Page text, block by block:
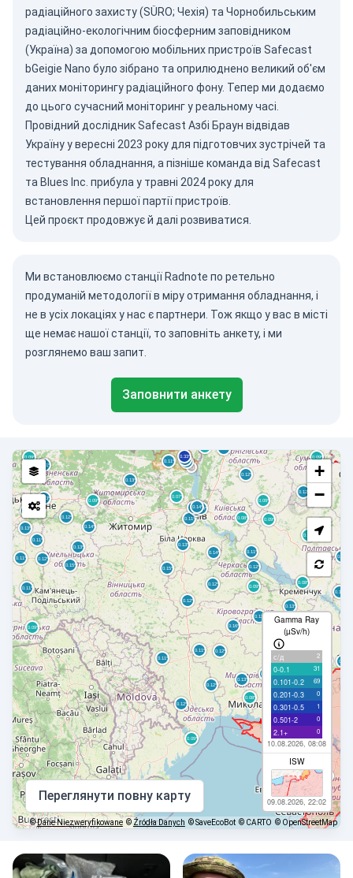
радіаційного захисту(SÜRO; Чехія) та Чорнобильським
радіаційно-екологічним біосферним заповідником
(Україна) за допомогою мобільних пристроїв Safecast
bGeigie Nano було зібрано та оприлюднено великий об'єм
даних моніторингу радіаційного фону. Тепер ми додаємо
до цього сучасний моніторинг у реальному часі.
Провідний дослідник Safecast Азбі Браун відвідав
Україну у вересні 2023 року для підготовчих зустрічей та
тестування обладнання, а пізніше команда від Safecast
та Blues Inc. прибула у травні 2024 року для
встановлення першої партії пристроїв.
Цей проєкт продовжує й далі розвиватися.
Ми встановлюємо станції Radnote по ретельно
продуманій методології в міру отримання обладнання, і
не в усіх локаціях у нас є партнери. Тож якщо у вас в місті
ще немає нашої станції, то заповніть анкету, і ми
розглянемо ваш запит.
Заповнити анкету
+
−
Gamma Ray
(µSv/h)
с/д 2
0-0.1 31
0.101-0.2 69
0.201-0.3 0
0.301-0.5 1
0.501-2 0
2.1+ 0
10.08.2026, 08:08
ISW
09.08.2026, 22:02
Переглянути повну карту
©Dane Niezweryfikowane ©Źródła Danych © SaveEcoBot © CARTO © OpenStreetMap